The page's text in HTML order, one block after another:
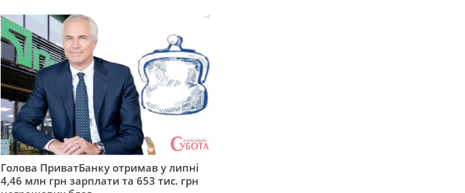
Голова ПриватБанку отримав у липні
4,46 млн грн зарплати та 653 тис. грн